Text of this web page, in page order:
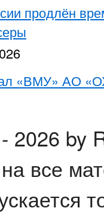
продлён
«ВМУ» АО
2026 by
все